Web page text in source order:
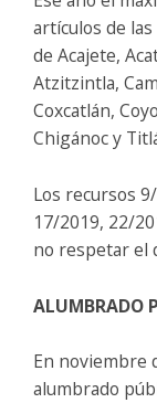
artículos de
de Acajete,
Atzitzintla,
Coxcatlán,
Chigánoc y
Los recursos
17/2019, 22/
no respetar el
ALUMBRADO
En noviembre
alumbrado